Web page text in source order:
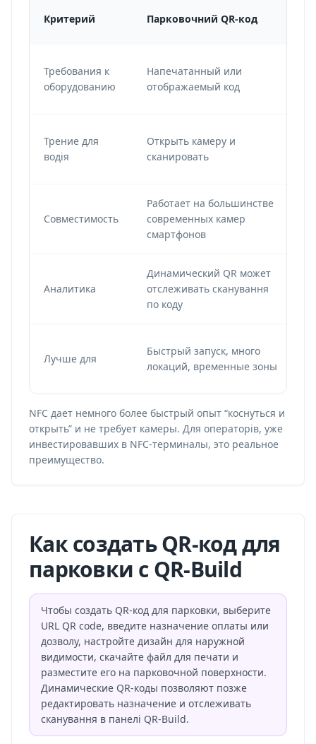
Критерий Парковочний QR-код
Требования к
оборудованию
Напечатанный или
отображаемый код
Трение для
водія
Открыть камеру и
сканировать
Совместимость
Работает на большинстве
современных камер
смартфонов
Аналитика
Динамический QR может
отслеживать сканування
по коду
Лучше для
Быстрый запуск, много
локаций, временные зоны
NFC дает немного более быстрый опыт “коснуться и
открыть” и не требует камеры. Для операторів, уже
инвестировавших в NFC-терминалы, это реальное
преимущество.
Как создать QR-код для
парковки с QR-Build
Чтобы создать QR-код для парковки, выберите
URL QR code, введите назначение оплаты или
дозволу, настройте дизайн для наружной
видимости, скачайте файл для печати и
разместите его на парковочной поверхности.
Динамические QR-коды позволяют позже
редактировать назначение и отслеживать
сканування в панелі QR-Build.